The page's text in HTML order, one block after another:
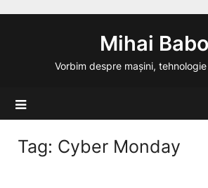
Mihai
Vorbim despre mașini,
Tag: Cyber Monday